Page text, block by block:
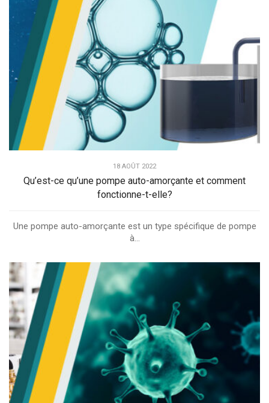
18 AOÛT 2022
Qu’est-ce qu’une pompe auto-amorçante et comment
fonctionne-t-elle?
Une pompe auto-amorçante est un type spécifique de pompe
à...